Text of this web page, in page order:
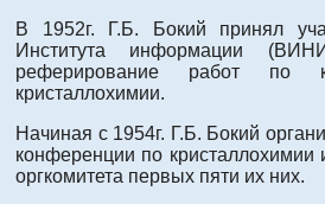
В 1952г. Г.Б. Бокий принял
Института информации
реферирование работ по
кристаллохимии.
Начиная с 1954г. Г.Б. Бокий
конференции по кристаллохимии
оргкомитета первых пяти их них.